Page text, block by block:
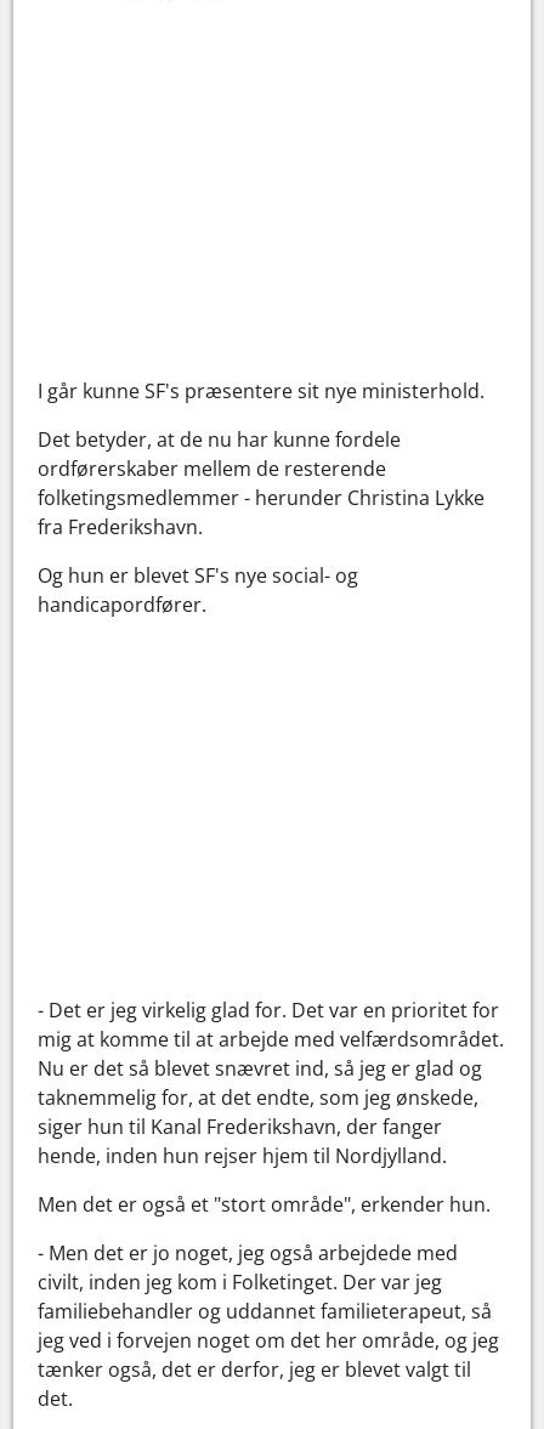
I går kunne SF's præsentere sit nye ministerhold.
Det betyder, at de nu har kunne fordele
ordførerskaber mellem de resterende
folketingsmedlemmer - herunder Christina Lykke
fra Frederikshavn.
Og hun er blevet SF's nye social- og
handicapordfører.
- Det er jeg virkelig glad for. Det var en prioritet for
mig at komme til at arbejde med velfærdsområdet.
Nu er det så blevet snævret ind, så jeg er glad og
taknemmelig for, at det endte, som jeg ønskede,
siger hun til Kanal Frederikshavn, der fanger
hende, inden hun rejser hjem til Nordjylland.
Men det er også et "stort område", erkender hun.
- Men det er jo noget, jeg også arbejdede med
civilt, inden jeg kom i Folketinget. Der var jeg
familiebehandler og uddannet familieterapeut, så
jeg ved i forvejen noget om det her område, og jeg
tænker også, det er derfor, jeg er blevet valgt til
det.